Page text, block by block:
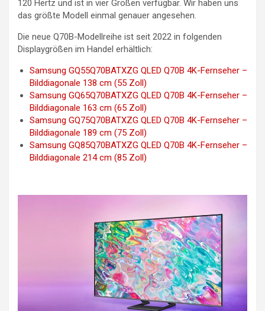
120 Hertz und ist in vier Größen verfügbar. Wir haben uns
das größte Modell einmal genauer angesehen.
Die neue Q70B-Modellreihe ist seit 2022 in folgenden
Displaygrößen im Handel erhältlich:
Samsung GQ55Q70BATXZG QLED Q70B 4K-Fernseher –
Bilddiagonale 138 cm (55 Zoll)
Samsung GQ65Q70BATXZG QLED Q70B 4K-Fernseher –
Bilddiagonale 163 cm (65 Zoll)
Samsung GQ75Q70BATXZG QLED Q70B 4K-Fernseher –
Bilddiagonale 189 cm (75 Zoll)
Samsung GQ85Q70BATXZG QLED Q70B 4K-Fernseher –
Bilddiagonale 214 cm (85 Zoll)